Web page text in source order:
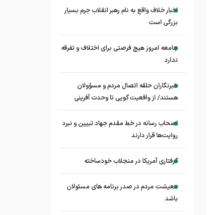
اخبار خلاف واقع به نام رهبر انقلاب جرم بسیار
بزرگی است
جامعه امروز هیچ فرصتی برای اختلاف و تفرقه
ندارد
خبرنگاران حلقه اتصال مردم و مسؤولان
هستند/ از واقعیت گویی تا وحدت آفرینی
اصحاب رسانه در خط مقدم جهاد تبیین و نبرد
روایت‌ها قرار دارند
گرفتاری آمریکا در منجلاب خودساخته
معیشت مردم در صدر برنامه های مسئولان
باشد